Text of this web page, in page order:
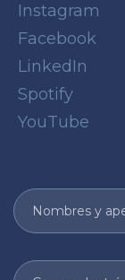
Instagram
Facebook
LinkedIn
Spotify
YouTube